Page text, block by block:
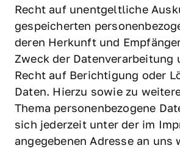
Recht auf unentgeltliche
gespeicherten
deren Herkunft und
Zweck der Datenverarbeitung
Recht auf Berichtigung oder
Daten. Hierzu sowie zu
Thema personenbezogene
sich jederzeit unter der im
angegebenen Adresse an uns